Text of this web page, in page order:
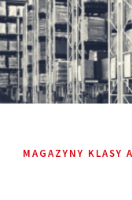
MAGAZYNY KLASY